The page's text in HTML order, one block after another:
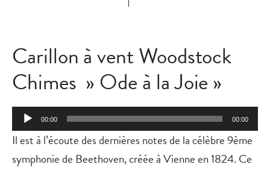
Carillon à vent Woodstock
Chimes » Ode à la Joie »
Lecteur
audio
00:00 00:00
Il est à l’écoute des dernières notes de la célèbre 9ème
symphonie de Beethoven, créée à Vienne en 1824. Ce